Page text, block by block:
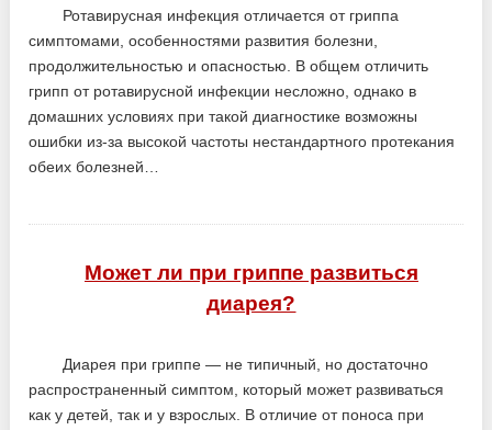
Ротавирусная инфекция отличается от гриппа
симптомами, особенностями развития болезни,
продолжительностью и опасностью. В общем отличить
грипп от ротавирусной инфекции несложно, однако в
домашних условиях при такой диагностике возможны
ошибки из-за высокой частоты нестандартного протекания
обеих болезней…
Может ли при гриппе развиться
диарея?
Диарея при гриппе — не типичный, но достаточно
распространенный симптом, который может развиваться
как у детей, так и у взрослых. В отличие от поноса при